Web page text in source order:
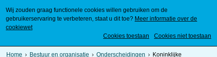
Wij zouden graag functionele cookies willen gebruiken om de
gebruikerservaring te verbeteren, staat u dit toe? Meer informatie over de
cookiewet
Cookies toestaan
Cookies niet toestaan
Home Bestuur en organisatie Onderscheidingen
Koninklijke